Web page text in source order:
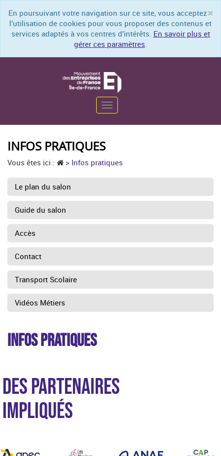
×
En poursuivant votre navigation sur ce site, vous acceptez
l’utilisation de cookies pour vous proposer des contenus et
services adaptés à vos centres d’intérêts. En savoir plus et
gérer ces paramètres.
Toggle
INFOS PRATIQUES
Vous êtes ici : > Infos pratiques
Le plan du salon
Guide du salon
Accès
Contact
Transport Scolaire
Vidéos Métiers
INFOS PRATIQUES
DES PARTENAIRES
IMPLIQUÉS